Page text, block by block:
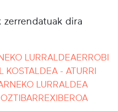
dira
LURRALDEAERROBI
KOSTALDEA - ATURRI
LURRALDEA
XIBEROA